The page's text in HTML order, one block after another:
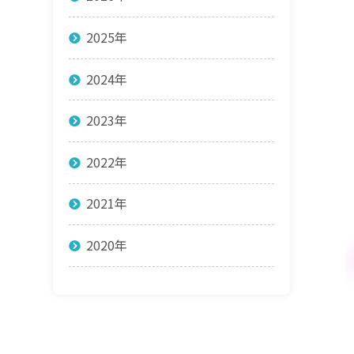
2025年
2024年
2023年
2022年
2021年
2020年